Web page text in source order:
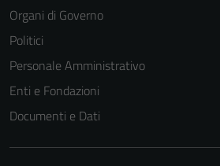
Organi di Governo
Politici
Personale Amministrativo
Enti e Fondazioni
Documenti e Dati